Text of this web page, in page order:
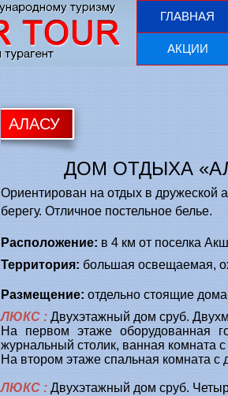
ГЛАВНАЯ
АКЦИИ
АЛАСУ
ДОМ ОТДЫХА
Ориентирован на отдых в дружеской
берегу. Отличное постельное белье.
Расположение: в 4 км от поселка
Территория: большая освещаемая,
Размещение: отдельно стоящие
ЛЮКС : Двухэтажный дом сруб.
На первом этаже оборудованная
журнальный столик, ванная комната
На втором этаже спальная комната
ЛЮКС : Двухэтажный дом сруб.